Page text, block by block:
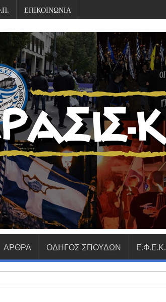
ΕΠΙΚΟΙΝΩΝΙΑ
ΑΡΘΡΑ ΟΔΗΓΟΣ ΣΠΟΥΔΩΝ Ε.Φ.Ε.Κ.